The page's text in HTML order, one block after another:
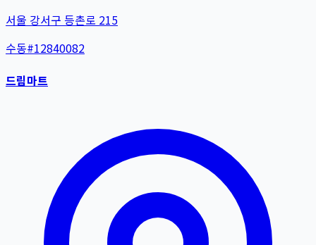
서울 강서구 등촌로 215
수동#12840082
드림마트